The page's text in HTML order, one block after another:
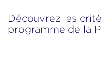
Découvrez les
programme de la